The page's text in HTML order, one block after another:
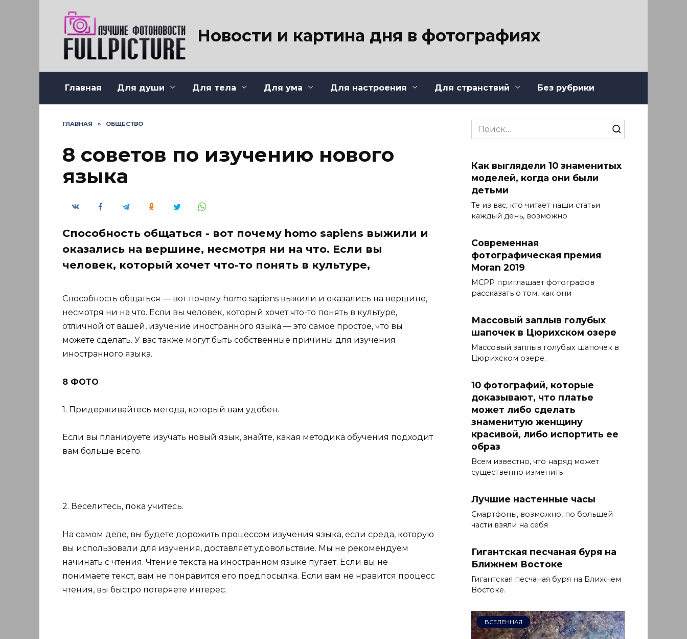
Новости и картина дня в фотографиях
Главная Для души Для тела Для ума Для настроения Для странствий Без рубрики
ГЛАВНАЯ » ОБЩЕСТВО
8 советов по изучению нового
языка
Способность общаться - вот почему homo sapiens выжили и
оказались на вершине, несмотря ни на что. Если вы
человек, который хочет что-то понять в культуре,
Способность общаться — вот почему homo sapiens выжили и оказались на вершине,
несмотря ни на что. Если вы человек, который хочет что-то понять в культуре,
отличной от вашей, изучение иностранного языка — это самое простое, что вы
можете сделать. У вас также могут быть собственные причины для изучения
иностранного языка.
8 ФОТО
1. Придерживайтесь метода, который вам удобен.
Если вы планируете изучать новый язык, знайте, какая методика обучения подходит
вам больше всего.
2. Веселитесь, пока учитесь.
На самом деле, вы будете дорожить процессом изучения языка, если среда, которую
вы использовали для изучения, доставляет удовольствие. Мы не рекомендуем
начинать с чтения. Чтение текста на иностранном языке пугает. Если вы не
понимаете текст, вам не понравится его предпосылка. Если вам не нравится процесс
чтения, вы быстро потеряете интерес.
Search
for:
Как выглядели 10 знаменитых
моделей, когда они были
детьми
Те из вас, кто читает наши статьи
каждый день, возможно
Современная
фотографическая премия
Moran 2019
MCPP приглашает фотографов
рассказать о том, как они
Массовый заплыв голубых
шапочек в Цюрихском озере
Массовый заплыв голубых шапочек в
Цюрихском озере.
10 фотографий, которые
доказывают, что платье
может либо сделать
знаменитую женщину
красивой, либо испортить ее
образ
Всем известно, что наряд может
существенно изменить
Лучшие настенные часы
Смартфоны, возможно, по большей
части взяли на себя
Гигантская песчаная буря на
Ближнем Востоке
Гигантская песчаная буря на Ближнем
Востоке.
ВСЕЛЕННАЯ